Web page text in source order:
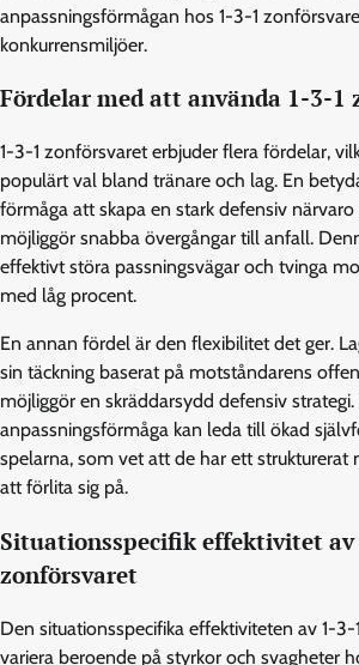
anpassningsförmågan hos 1-3-1
konkurrensmiljöer.
Fördelar med att använda 1-3-1
1-3-1 zonförsvaret erbjuder flera fördelar,
populärt val bland tränare och lag. En
förmåga att skapa en stark defensiv
möjliggör snabba övergångar till anfall.
effektivt störa passningsvägar och tvinga
med låg procent.
En annan fördel är den flexibilitet det ger.
sin täckning baserat på motståndarens
möjliggör en skräddarsydd defensiv
anpassningsförmåga kan leda till ökad
spelarna, som vet att de har ett
att förlita sig på.
Situationsspecifik effektivitet av
zonförsvaret
Den situationsspecifika effektiviteten av 1-
variera beroende på styrkor och svagheter